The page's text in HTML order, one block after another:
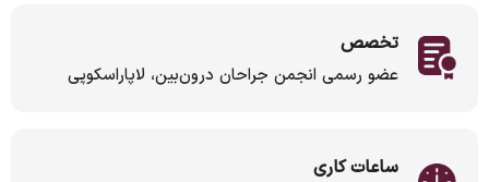
تخصص
عضو رسمی انجمن جراحان درون‌بین، لاپاراسکوپی
ساعات کاری